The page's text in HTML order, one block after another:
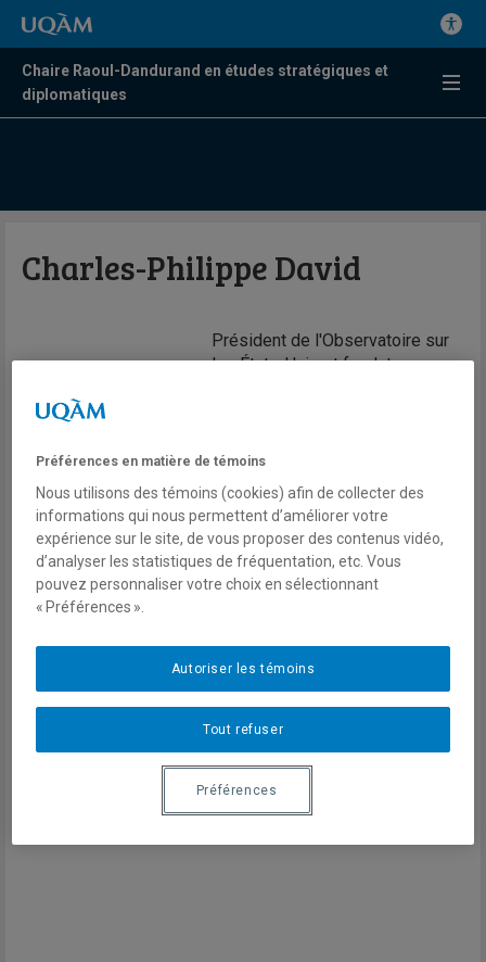
Chaire Raoul-Dandurand en études stratégiques et
diplomatiques
Charles-Philippe David
Président de l'Observatoire sur
les États-Unis et fondateur,
Département de science
politique, UQAM | Cofondateur,
Forum St-Laurent sur la sécurité
internationale, UQAM/Université
de Montréal/Université Laval |
Études stratégiques et de
sécurité
Politique étrangère des États-Unis
Courriel
Préférences en matière de témoins
Nous utilisons des témoins (cookies) afin de collecter des
informations qui nous permettent d’améliorer votre
expérience sur le site, de vous proposer des contenus vidéo,
d’analyser les statistiques de fréquentation, etc. Vous
pouvez personnaliser votre choix en sélectionnant
« Préférences ».
Tout refuser
Autoriser les témoins
Préférences